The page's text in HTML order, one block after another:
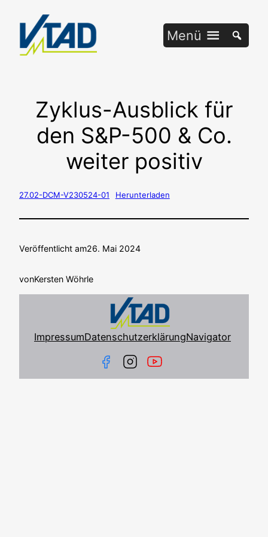
springen
Menü
Zyklus-Ausblick für
den S&P-500 & Co.
weiter positiv
27.02-DCM-V230524-01 Her­un­ter­la­den
Veröffentlicht am26. Mai 2024
vonKersten Wöhrle
ImpressumDatenschutzerklärungNavigator